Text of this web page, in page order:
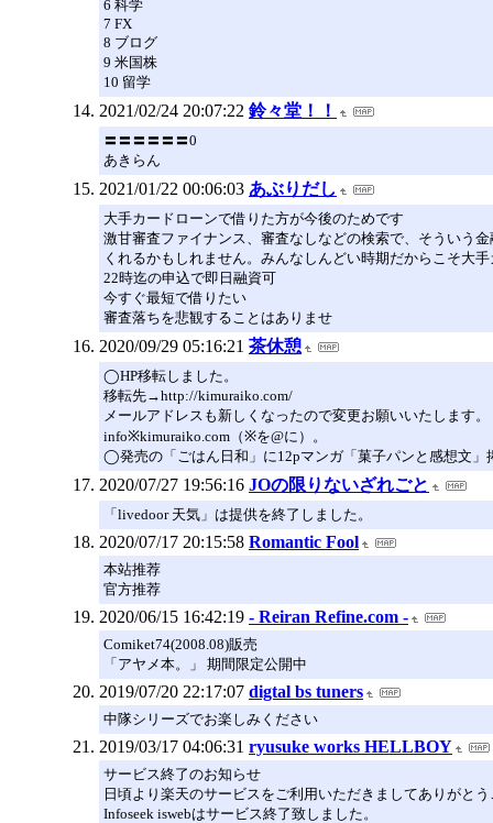
6 科学
7 FX
8 ブログ
9 米国株
10 留学
2021/02/24 20:07:22 鈴々堂！！
〓〓〓〓〓〓0
あきらん
2021/01/22 00:06:03 あぶりだし
大手カードローンで借りた方が今後のためです
激甘審査ファイナンス、審査なしなどの検索で、そういう
くれるかもしれません。みんなしんどい時期だからこそ大
22時迄の申込で即日融資可
今すぐ最短で借りたい
審査落ちを悲観することはありませ
2020/09/29 05:16:21 茶休憩
◯HP移転しました。
移転先→http://kimuraiko.com/
メールアドレスも新しくなったので変更お願いいたします。
info※kimuraiko.com（※を@に）。
◯発売の「ごはん日和」に12pマンガ「菓子パンと感想文」
2020/07/27 19:56:16 JOの限りないざれごと
「livedoor 天気」は提供を終了しました。
2020/07/17 20:15:58 Romantic Fool
本站推荐
官方推荐
2020/06/15 16:42:19 - Reiran Refine.com -
Comiket74(2008.08)販売
「アヤメ本。」 期間限定公開中
2019/07/20 22:17:07 digtal bs tuners
中隊シリーズでお楽しみください
2019/03/17 04:06:31 ryusuke works HELLBOY
サービス終了のお知らせ
日頃より楽天のサービスをご利用いただきましてありがと
Infoseek iswebはサービス終了致しました。